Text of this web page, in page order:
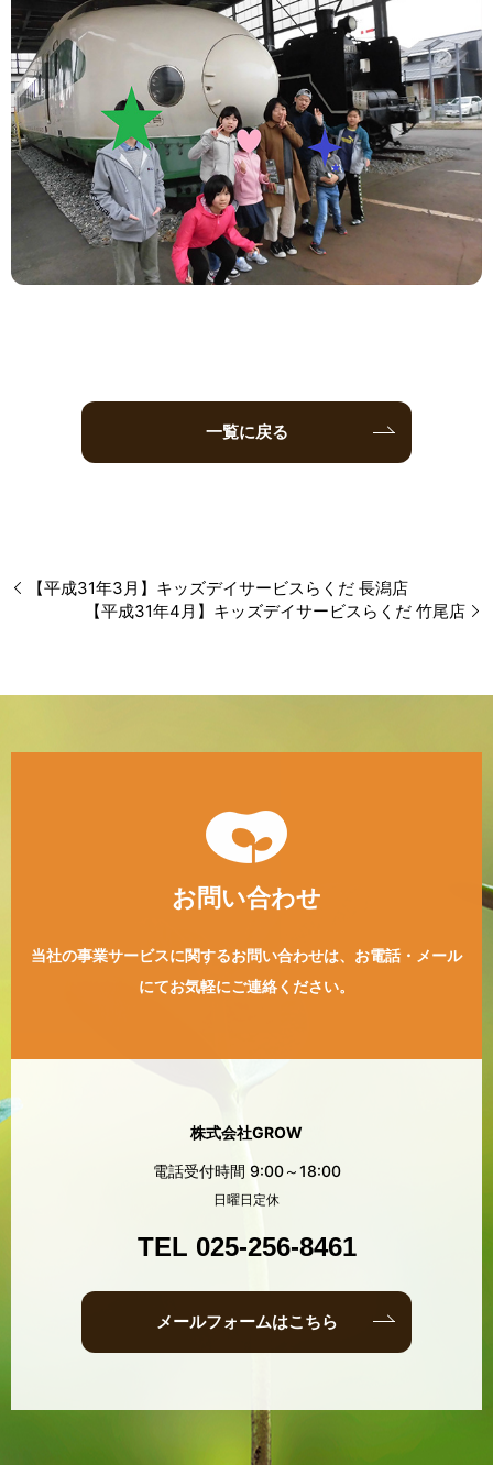
一覧に戻る
【平成31年3月】キッズデイサービスらくだ 長潟店
【平成31年4月】キッズデイサービスらくだ 竹尾店
お問い合わせ
当社の事業サービスに関するお問い合わせは、 お電話・メール
にてお気軽にご連絡ください。
株式会社GROW
電話受付時間 9:00～18:00
日曜日定休
TEL 025-256-8461
メールフォームはこちら